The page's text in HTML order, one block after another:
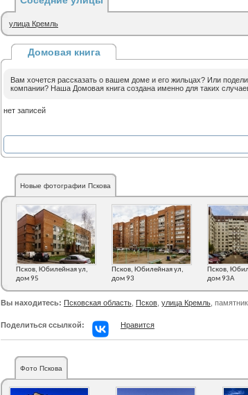
улица Кремль
Домовая книга
Вам хочется рассказать о вашем доме и его жильцах? Или
компании? Наша Домовая книга создана именно для таких
нет записей
Новые фотографии Пскова
Псков, Юбилейная ул,
дом 95
Псков, Юбилейная ул,
дом 93
Псков,
дом 93А
Вы находитесь: Псковская область Псков улица Кремль ,
Поделиться ссылкой: Нравится
Фото Пскова